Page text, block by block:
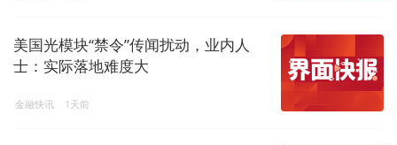
美国光模块“禁令”传闻扰动，业内人
士：实际落地难度大
金融快讯 1天前